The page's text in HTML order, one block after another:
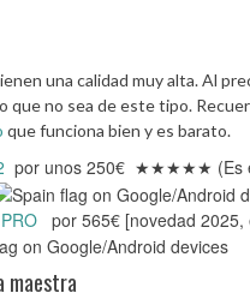
una calidad muy alta. Al
que no sea de este tipo.
que funciona bien y es barato.
por unos 250€ ★★★★★ (Es el
por 565€ [novedad
maestra